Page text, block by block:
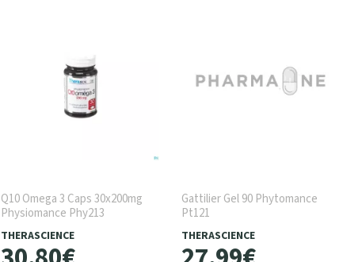
Q10 Omega 3 Caps 30x200mg
Physiomance Phy213
THERASCIENCE
Gattilier Gel 90 Phytomance
Pt121
THERASCIENCE